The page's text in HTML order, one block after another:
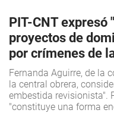
PIT-CNT expresó
proyectos de
por crímenes de
Fernanda Aguirre, de la
la central obrera,
embestida revisionista".
"constituye una forma